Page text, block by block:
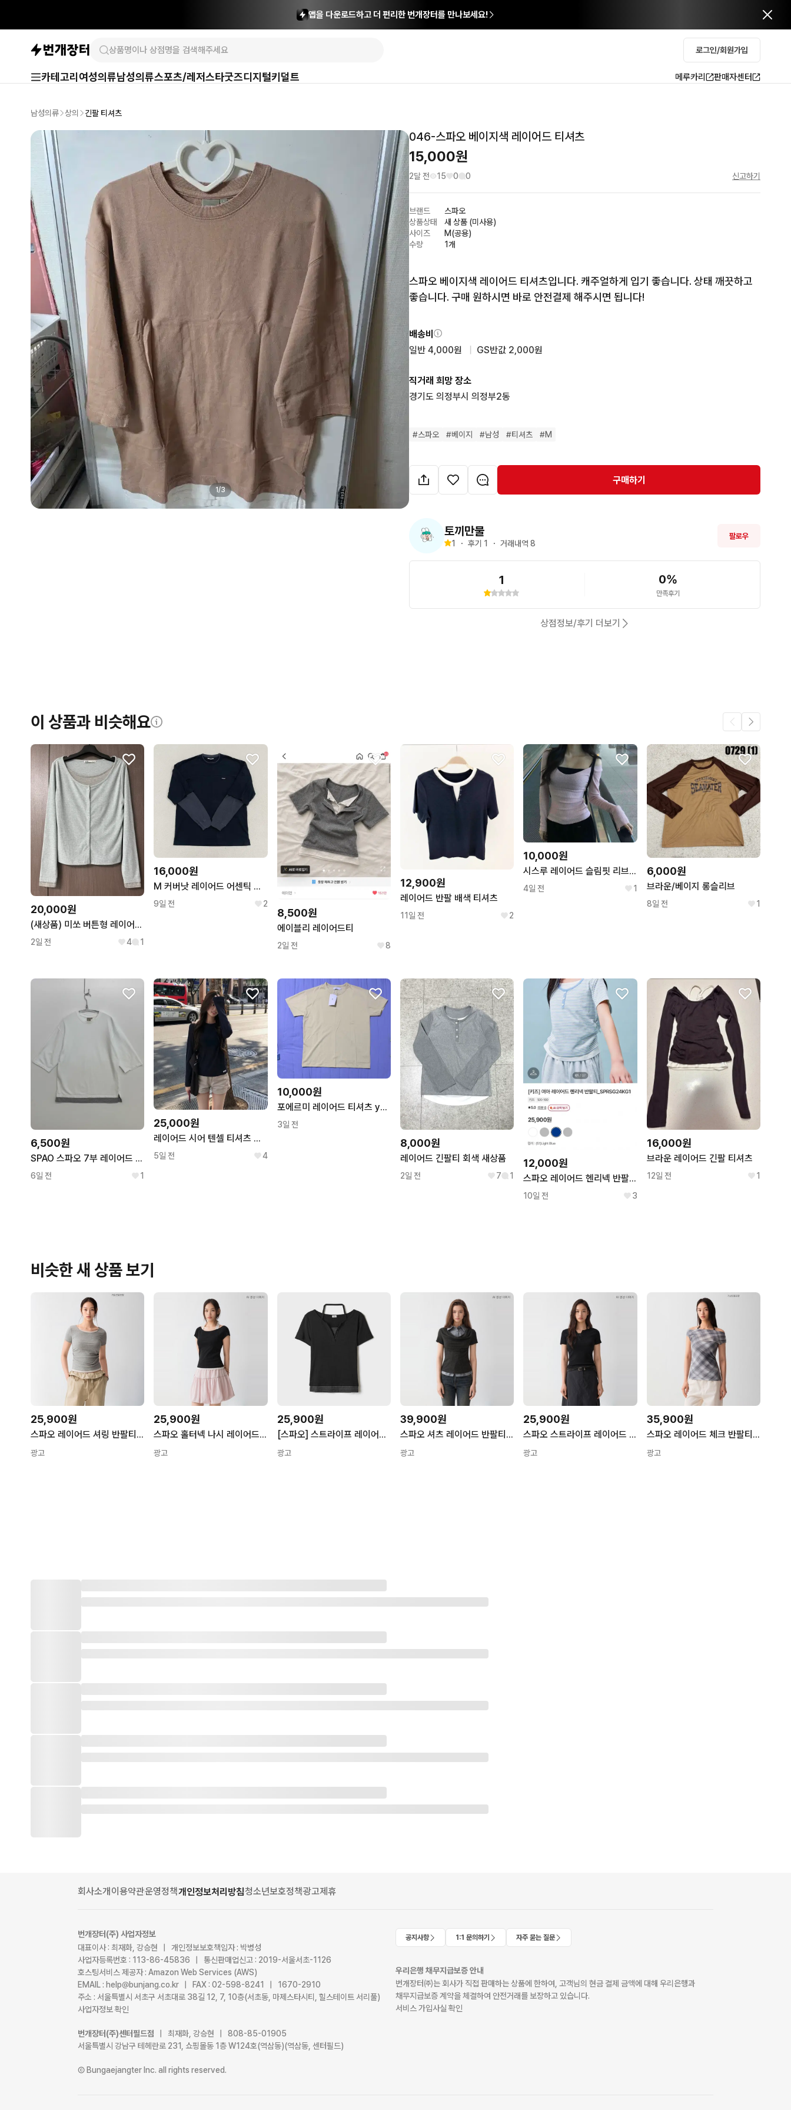
앱을 다운로드하고 더 편리한 번개장터를 만나보세요!
로그인/회원가입
카테고리 여성의류남성의류스포츠/레저스타굿즈디지털키덜트 메루카리 판매자센터
남성의류 상의 긴팔 티셔츠
1/3
046-스파오 베이지색 레이어드 티셔츠
15,000원
2달 전 15 0 0 신고하기
브랜드
스파오
상품상태
새 상품 (미사용)
사이즈
M(공용)
수량
1개
스파오 베이지색 레이어드 티셔츠입니다. 캐주얼하게 입기 좋습니다. 상태 깨끗하고
좋습니다. 구매 원하시면 바로 안전결제 해주시면 됩니다!
배송비
일반 4,000원
GS반값 2,000원
직거래 희망 장소
경기도 의정부시 의정부2동
#스파오 #베이지 #남성 #티셔츠 #M
구매하기
토끼만물
1 ・ 후기 1 ・ 거래내역 8
팔로우
1 0%
만족후기
상점정보/후기 더보기
이 상품과 비슷해요
20,000원
(새상품) 미쏘 버튼형 레이어드 긴팔 티셔츠 95
2일 전 4 1
16,000원
M 커버낫 레이어드 어센틱 롱슬리브 티셔츠 0728
9일 전 2
8,500원
에이블리 레이어드티
2일 전 8
12,900원
레이어드 반팔 배색 티셔츠
11일 전 2
10,000원
시스루 레이어드 슬림핏 리브 스퀘어넥 긴팔 티셔츠 핑크색
4일 전 1
6,000원
브라운/베이지 롱슬리브
8일 전 1
6,500원
SPAO 스파오 7부 레이어드 반팔티 화이트 그레이
6일 전 1
25,000원
레이어드 시어 텐셀 티셔츠 네이비
5일 전 4
10,000원
포에르미 레이어드 티셔츠 yellow
3일 전
8,000원
레이어드 긴팔티 회색 새상품
2일 전 7 1
12,000원
스파오 레이어드 헨리넥 반팔티 판매합니다!
10일 전 3
16,000원
브라운 레이어드 긴팔 티셔츠
12일 전 1
비슷한 새 상품 보기
25,900원
스파오 레이어드 셔링 반팔티 (RE) SPRWG37G30
광고
25,900원
스파오 홀터넥 나시 레이어드 반팔티 (RE) SPRWG37G34
광고
25,900원
[스파오] 스트라이프 레이어드 반팔티 (RE)_SPRWG37G32 SPRWG37G32
광고
39,900원
스파오 셔츠 레이어드 반팔티 SPRWG37G91
광고
25,900원
스파오 스트라이프 레이어드 반팔티 (RE) SPRWG37G32
광고
35,900원
스파오 레이어드 체크 반팔티 (RE) SPRWG37G07
광고
회사소개 이용약관운영정책개인정보처리방침청소년보호정책광고제휴
번개장터(주) 사업자정보
대표이사 : 최재화, 강승현 | 개인정보보호책임자 : 박병성
사업자등록번호 : 113-86-45836 | 통신판매업신고 : 2019-서울서초-1126
호스팅서비스 제공자 : Amazon Web Services (AWS)
EMAIL : help@bunjang.co.kr | FAX : 02-598-8241 | 1670-2910
주소 : 서울특별시 서초구 서초대로 38길 12, 7, 10층(서초동, 마제스타시티, 힐스테이트 서리풀)
사업자정보 확인
번개장터(주)센터필드점
| 최재화, 강승현 | 808-85-01905
서울특별시 강남구 테헤란로 231, 쇼핑몰동 1층 W124호(역삼동)(역삼동, 센터필드)
Ⓒ Bungaejangter Inc. all rights reserved.
공지사항 1:1 문의하기 자주 묻는 질문
우리은행 채무지급보증 안내
번개장터㈜는 회사가 직접 판매하는 상품에 한하여, 고객님의 현금 결제 금액에 대해 우리은행과
채무지급보증 계약을 체결하여 안전거래를 보장하고 있습니다.
서비스 가입사실 확인